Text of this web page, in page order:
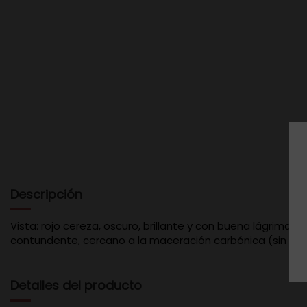
Descripción
Vista: rojo cereza, oscuro, brillante y con buena lágrima.
contundente, cercano a la maceración carbónica (sin
Detalles del producto